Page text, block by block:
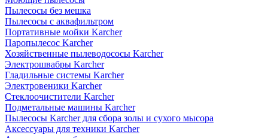
Пылесосы без мешка
Пылесосы с аквафильтром
Портативные мойки Karcher
Паропылесос Karcher
Хозяйственные пылеводососы Karcher
Электрошвабры Karcher
Гладильные системы Karcher
Электровеники Karcher
Стеклоочистители Karcher
Подметальные машины Karcher
Пылесосы Karcher для сбора золы и сухого мысора
Аксессуары для техники Karcher